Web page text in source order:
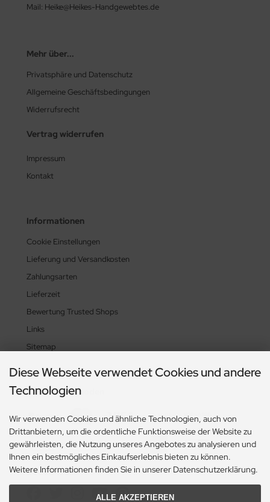
Mail: Heike@Heikes-Handgewebtes.de
Mehr über...
Privatsphäre und Datenschutz
Allgemeine Geschäftsbedingungen
Widerrufsrecht
Vertrag widerrufen
Impressum
Kontakt
Informationen
Cookie Einstellungen
Lieferung und Versandkosten
Zahlungsarten
Lieferzeit
Bewertung Trusted Shops
Links
Sitemap
Zahlungsmethoden
Social Media
Diese Webseite verwendet Cookies und andere
Technologien
Wir verwenden Cookies und ähnliche Technologien, auch von
Drittanbietern, um die ordentliche Funktionsweise der Website zu
gewährleisten, die Nutzung unseres Angebotes zu analysieren und
Ihnen ein bestmögliches Einkaufserlebnis bieten zu können.
Weitere Informationen finden Sie in unserer Datenschutzerklärung.
ALLE AKZEPTIEREN